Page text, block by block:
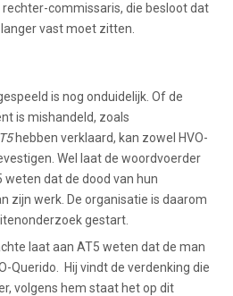
commissaris, die besloot dat
vast moet zitten.
is nog onduidelijk. Of de
is mishandeld, zoals
hebben verklaard, kan zowel HVO-
Wel laat de woordvoerder
weten dat de dood van hun
zijn werk. De organisatie is daarom
gestart.
laat aan AT5 weten dat de man
Querido. Hij vindt de verdenking die
volgens hem staat het op dit